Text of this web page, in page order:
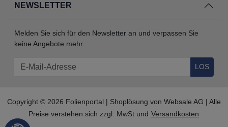
NEWSLETTER
Melden Sie sich für den Newsletter an und verpassen Sie
keine Angebote mehr.
LOS
Copyright © 2026 Folienportal | Shoplösung von Websale AG | Alle
Preise verstehen sich zzgl. MwSt und Versandkosten